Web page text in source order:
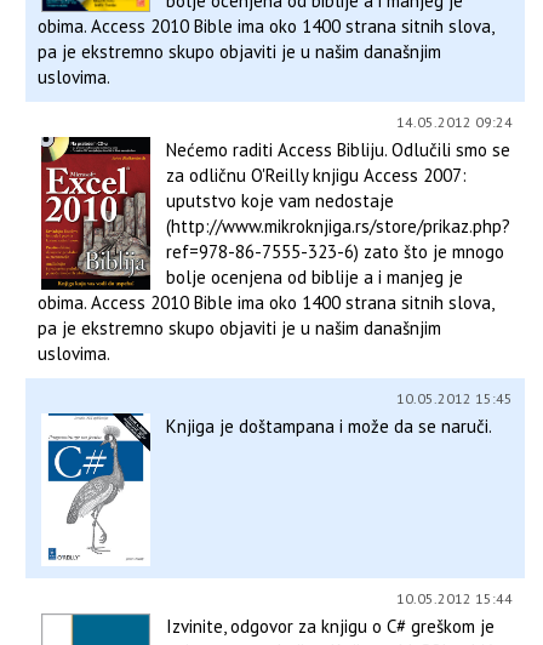
obima. Access 2010 Bible ima oko 1400 strana sitnih slova,
pa je ekstremno skupo objaviti je u našim današnjim
uslovima.
14.05.2012 09:24
Nećemo raditi Access Bibliju. Odlučili smo se
za odličnu O'Reilly knjigu Access 2007:
uputstvo koje vam nedostaje
(http://www.mikroknjiga.rs/store/prikaz.php?
ref=978-86-7555-323-6) zato što je mnogo
bolje ocenjena od biblije a i manjeg je
obima. Access 2010 Bible ima oko 1400 strana sitnih slova,
pa je ekstremno skupo objaviti je u našim današnjim
uslovima.
10.05.2012 15:45
Knjiga je doštampana i može da se naruči.
10.05.2012 15:44
Izvinite, odgovor za knjigu o C# greškom je